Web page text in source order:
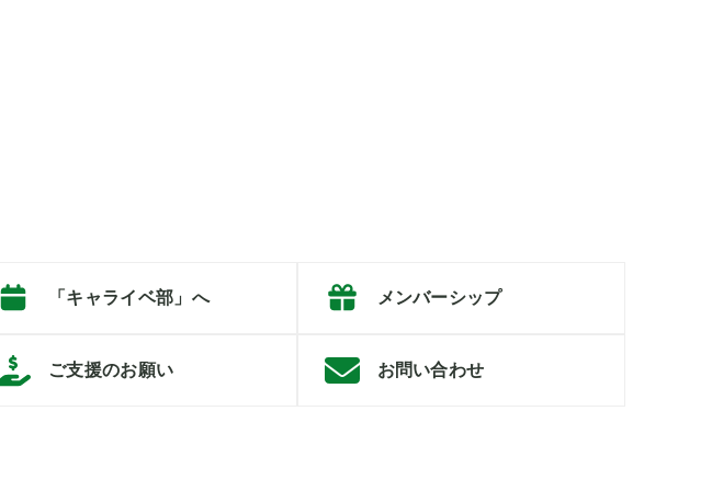
「キャライベ部」へ メンバーシップ
ご支援のお願い お問い合わせ